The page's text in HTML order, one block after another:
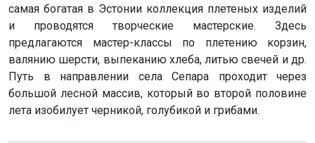
самая богатая в Эстонии коллекция плетеных изделий
и проводятся творческие мастерские. Здесь
предлагаются мастер-классы по плетению корзин,
валянию шерсти, выпеканию хлеба, литью свечей и др.
Путь в направлении села Сепара проходит через
большой лесной массив, который во второй половине
лета изобилует черникой, голубикой и грибами.